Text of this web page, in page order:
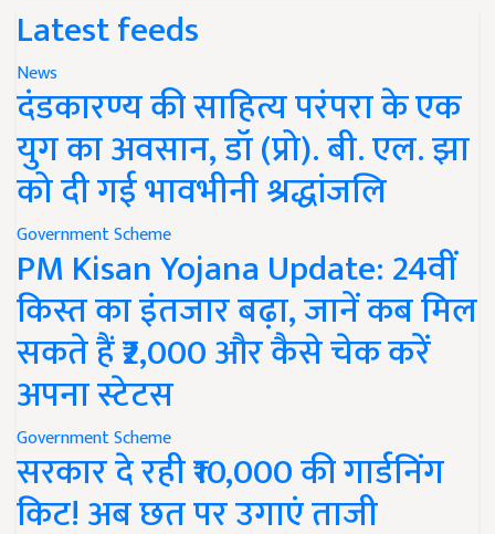
Latest feeds
News
दंडकारण्य की साहित्य परंपरा के एक
युग का अवसान, डॉ (प्रो). बी. एल. झा
को दी गई भावभीनी श्रद्धांजलि
Government Scheme
PM Kisan Yojana Update: 24वीं
किस्त का इंतजार बढ़ा, जानें कब मिल
सकते हैं ₹2,000 और कैसे चेक करें
अपना स्टेटस
Government Scheme
सरकार दे रही ₹10,000 की गार्डनिंग
किट! अब छत पर उगाएं ताजी